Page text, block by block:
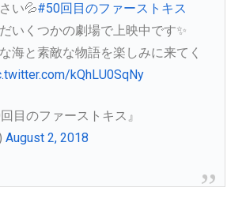
い💦#50回目のファーストキス
いくつかの劇場で上映中です✨
海と素敵な物語を楽しみに来てく
kQhLU0SqNy
目のファーストキス』
August 2, 2018